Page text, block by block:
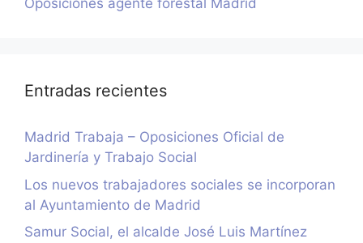
Oposiciones agente forestal Madrid
Entradas recientes
Madrid Trabaja – Oposiciones Oficial de
Jardinería y Trabajo Social
Los nuevos trabajadores sociales se incorporan
al Ayuntamiento de Madrid
Samur Social, el alcalde José Luis Martínez